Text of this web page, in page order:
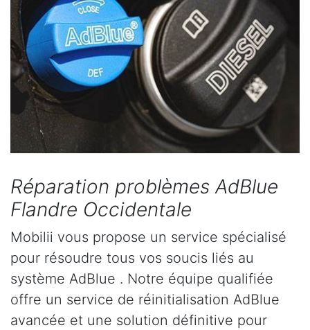
Réparation problèmes AdBlue
Flandre Occidentale
Mobilii vous propose un service spécialisé
pour résoudre tous vos soucis liés au
système AdBlue . Notre équipe qualifiée
offre un service de réinitialisation AdBlue
avancée et une solution définitive pour